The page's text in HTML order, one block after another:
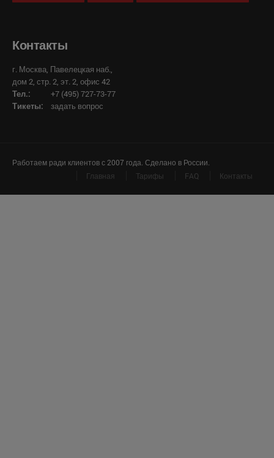
Контакты
г. Москва, Павелецкая наб.,
дом 2, стр. 2, эт. 2, офис 42
Тел.:
+7 (495) 727-73-77
Тикеты:
задать вопрос
Работаем ради клиентов с 2007 года. Сделано в России.
Главная
Тарифы FAQ Контакты